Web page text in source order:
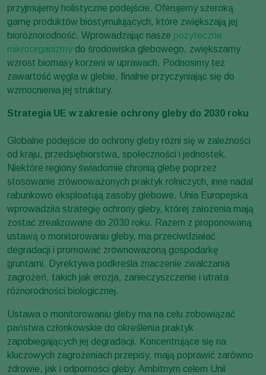
przyjmujemy holistyczne podejście. Oferujemy szeroką
gamę produktów biostymulujących, które zwiększają jej
bioróżnorodność. Wprowadzając nasze pożyteczne
mikroorganizmy do środowiska glebowego, zwiększamy
wzrost biomasy korzeni w uprawach. Podnosimy też
zawartość węgla w glebie, finalnie przyczyniając się do
wzmocnienia jej struktury.
Strategia UE w zakresie ochrony gleby do 2030 roku
Globalne podejście do ochrony gleby różni się w zależności
od kraju, przedsiębiorstwa, społeczności i jednostek.
Niektóre regiony świadomie chronią glebę poprzez
stosowanie zrównoważonych praktyk rolniczych, inne nadal
rabunkowo eksploatują zasoby glebowe. Unia Europejska
wprowadziła strategię ochrony gleby, której założenia mają
zostać zrealizowane do 2030 roku. Razem z proponowaną
ustawą o monitorowaniu gleby, ma przeciwdziałać
degradacji i promować zrównoważoną gospodarkę
gruntami. Dyrektywa podkreśla znaczenie zwalczania
zagrożeń, takich jak erozja, zanieczyszczenie i utrata
różnorodności biologicznej.
Ustawa o monitorowaniu gleby ma na celu zobowiązać
państwa członkowskie do określenia praktyk
zapobiegających jej degradacji. Koncentrujące się na
kluczowych zagrożeniach przepisy, mają poprawić zarówno
zdrowie, jak i odporności gleby. Ambitnym celem Unii